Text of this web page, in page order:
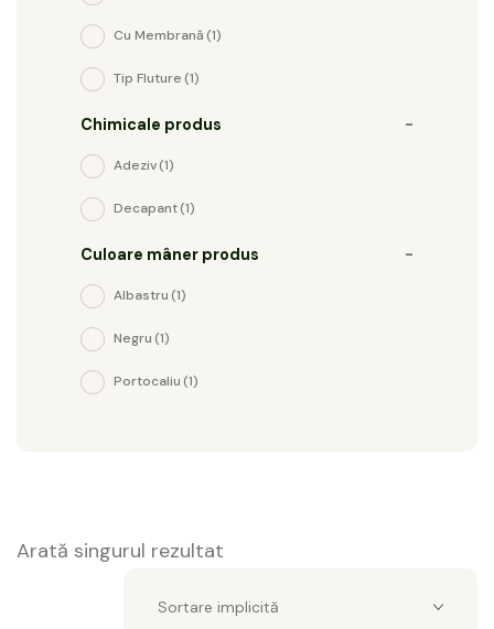
Cu Membrană(1)
Tip Fluture(1)
Chimicale produs -
Adeziv(1)
Decapant(1)
Culoare mâner produs -
Albastru(1)
Negru(1)
Portocaliu(1)
Arată singurul rezultat